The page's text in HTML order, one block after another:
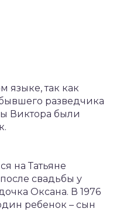
языке, так как
разведчика
Виктора были
на Татьяне
свадьбы у
Оксана. В 1976
ребенок – сын